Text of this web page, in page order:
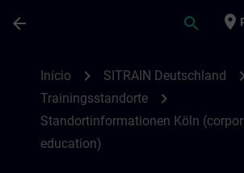
arrow_back search place
Início chevron_right SITRAIN Deutschland
Trainingsstandorte chevron_right
Standortinformationen Köln
education)